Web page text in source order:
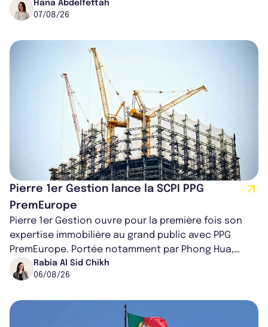
région de Chicago. Entre hausse de...
Hana Abdelfettah
07/08/26
Pierre 1er Gestion lance la SCPI PPG
PremEurope
Pierre 1er Gestion ouvre pour la première fois son
expertise immobilière au grand public avec PPG
PremEurope. Portée notamment par Phong Hua,
ancien directeur des investissements d...
Rabia Al Sid Chikh
06/08/26